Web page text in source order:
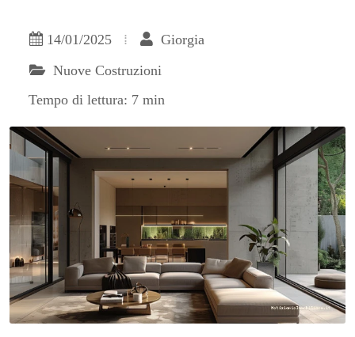
14/01/2025
Giorgia
Nuove Costruzioni
Tempo di lettura: 7 min